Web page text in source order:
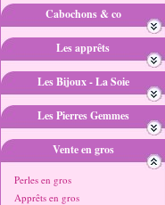
Cabochons & co
Les apprêts
Les Bijoux - La Soie
Les Pierres Gemmes
Vente en gros
Perles en gros
Apprêts en gros